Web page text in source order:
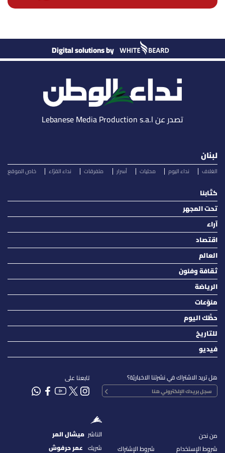
Digital solutions by
تصدر عن Lebanese Media Production s.a.l
لبنان
الغلاف نداء اليوم محليات أسرار متفرقات نداء القرّاء خاص الموقع
كتّابنا
تحت المجهر
آراء
اقتصاد
العالم
ثقافة وفنون
الرياضة
منوّعات
حظّك اليوم
للتاريخ
فيديو
هل تريد الاشتراك في نشرتنا الاخباريّة؟ تابعنا على
من نحن
شروط الإستخدام
شروط الإشتراك
الناشر ميشال المر
شريك عمر حرفوش